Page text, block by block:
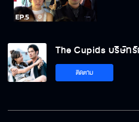
The Cupids บริษัท
ติดตาม